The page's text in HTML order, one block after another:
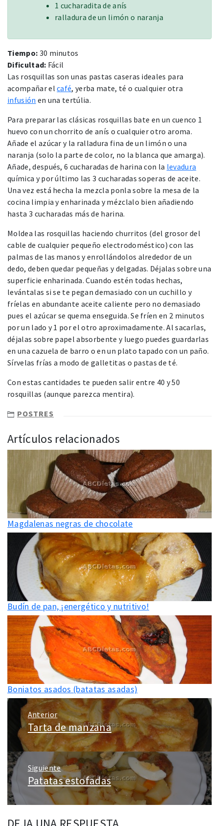
1 cucharadita de anís
ralladura de un limón o naranja
Tiempo: 30 minutos
Dificultad: Fácil
Las rosquillas son unas pastas caseras ideales para
acompañar elcafé, yerba mate, té o cualquier otra
infusión en una tertúlia.
Para preparar las clásicas rosquillas bate en un cuenco 1
huevo con un chorrito de anís o cualquier otro aroma.
Añade el azúcar y la ralladura fina de un limón o una
naranja (solo la parte de color, no la blanca que amarga).
Añade, después, 6 cucharadas de harina con la levadura
química y por último las 3 cucharadas soperas de aceite.
Una vez está hecha la mezcla ponla sobre la mesa de la
cocina limpia y enharinada y mézclalo bien añadiendo
hasta 3 cucharadas más de harina.
Moldea las rosquillas haciendo churritos (del grosor del
cable de cualquier pequeño electrodoméstico) con las
palmas de las manos y enrollándolos alrededor de un
dedo, deben quedar pequeñas y delgadas. Déjalas sobre una
superficie enharinada. Cuando estén todas hechas,
levántalas si se te pegan demasiado con un cuchillo y
fríelas en abundante aceite caliente pero no demasiado
pues el azúcar se quema enseguida. Se fríen en 2 minutos
por un lado y 1 por el otro aproximadamente. Al sacarlas,
déjalas sobre papel absorbente y luego puedes guardarlas
en una cazuela de barro o en un plato tapado con un paño.
Sírvelas frías a modo de galletitas o pastas de té.
Con estas cantidades te pueden salir entre 40 y 50
rosquillas (aunque parezca mentira).
POSTRES
Artículos relacionados
Magdalenas negras de chocolate
Budín de pan, ¡energético y nutritivo!
Boniatos asados (batatas asadas)
Navegación
de
entradas
Anterior
Entrada
anterior:
Tarta de manzana
Siguiente
Entrada
siguiente:
Patatas estofadas